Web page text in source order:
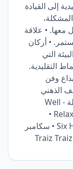
إلى القيادة
معها. • علاقة
• أركان
التي
التقليدية.
وفن
الذهني
Brainstorming • إطار التفكير- الحصيلة Well -
Formed outcome • الاسترخاء Relaxation •
القبعات الست Six Hats Six Hats Six Hats • سكامبر